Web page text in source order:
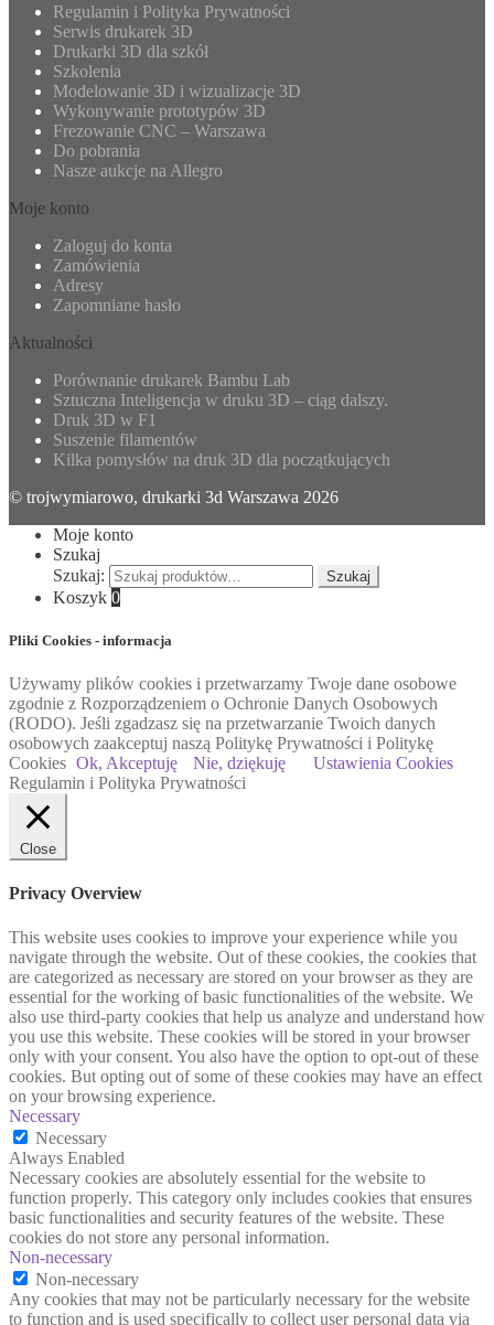
Regulamin i Polityka Prywatności
Serwis drukarek 3D
Drukarki 3D dla szkół
Szkolenia
Modelowanie 3D i wizualizacje 3D
Wykonywanie prototypów 3D
Frezowanie CNC – Warszawa
Do pobrania
Nasze aukcje na Allegro
Moje konto
Zaloguj do konta
Zamówienia
Adresy
Zapomniane hasło
Aktualności
Porównanie drukarek Bambu Lab
Sztuczna Inteligencja w druku 3D – ciąg dalszy.
Druk 3D w F1
Suszenie filamentów
Kilka pomysłów na druk 3D dla początkujących
© trojwymiarowo, drukarki 3d Warszawa 2026
Moje konto
Szukaj
Szukaj:
Szukaj
Koszyk 0
Pliki Cookies - informacja
Używamy plików cookies i przetwarzamy Twoje dane osobowe
zgodnie z Rozporządzeniem o Ochronie Danych Osobowych
(RODO). Jeśli zgadzasz się na przetwarzanie Twoich danych
osobowych zaakceptuj naszą Politykę Prywatności i Politykę
Cookies Ok, Akceptuję Nie, dziękuję
Ustawienia Cookies
Regulamin i Polityka Prywatności
Close
Privacy Overview
This website uses cookies to improve your experience while you
navigate through the website. Out of these cookies, the cookies that
are categorized as necessary are stored on your browser as they are
essential for the working of basic functionalities of the website. We
also use third-party cookies that help us analyze and understand how
you use this website. These cookies will be stored in your browser
only with your consent. You also have the option to opt-out of these
cookies. But opting out of some of these cookies may have an effect
on your browsing experience.
Necessary
Necessary
Always Enabled
Necessary cookies are absolutely essential for the website to
function properly. This category only includes cookies that ensures
basic functionalities and security features of the website. These
cookies do not store any personal information.
Non-necessary
Non-necessary
Any cookies that may not be particularly necessary for the website
to function and is used specifically to collect user personal data via